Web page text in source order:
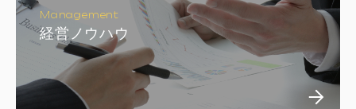
Management
経営ノウハウ